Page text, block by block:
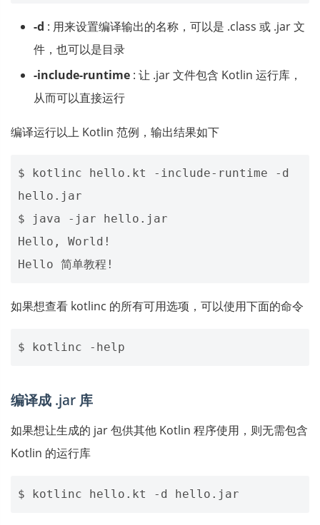
-d : 用来设置编译输出的名称，可以是 .class 或 .jar 文
件，也可以是目录
-include-runtime : 让 .jar 文件包含 Kotlin 运行库，
从而可以直接运行
编译运行以上 Kotlin 范例，输出结果如下
$ kotlinc hello.kt -include-runtime -d
hello.jar
$ java -jar hello.jar
Hello, World!
如果想查看 kotlinc 的所有可用选项，可以使用下面的命令
编译成 .jar 库
如果想让生成的 jar 包供其他 Kotlin 程序使用，则无需包含
Kotlin 的运行库